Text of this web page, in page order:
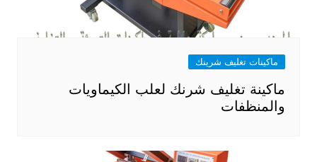
ماكينات تغليف شرينك
ماكينة تغليف شرنك لعلب الكيماويات
والمنظفات